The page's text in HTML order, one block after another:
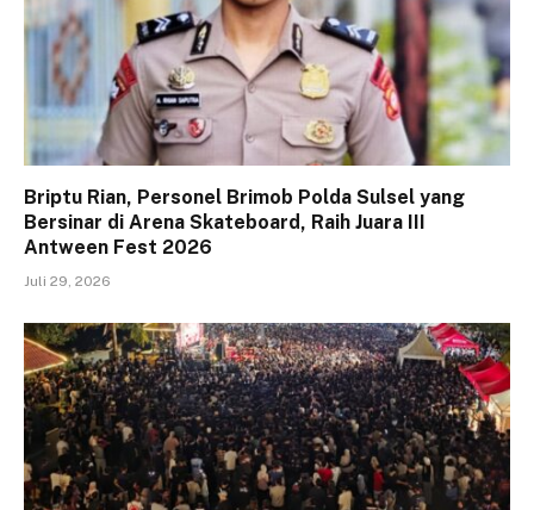
Briptu Rian, Personel Brimob Polda Sulsel yang
Bersinar di Arena Skateboard, Raih Juara III
Antween Fest 2026
Juli 29, 2026